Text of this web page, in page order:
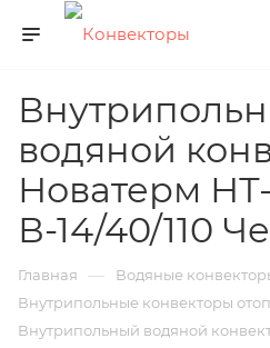
водяной
Новатерм НТ-
В-14/40/110
Главная — Водяные
Внутрипольные конвекторы
Внутрипольный водяной